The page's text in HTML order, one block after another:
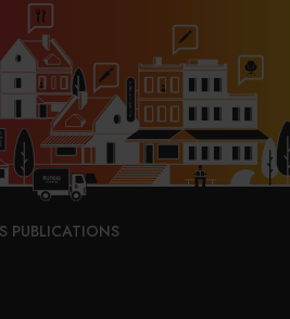
PUBLICATIONS